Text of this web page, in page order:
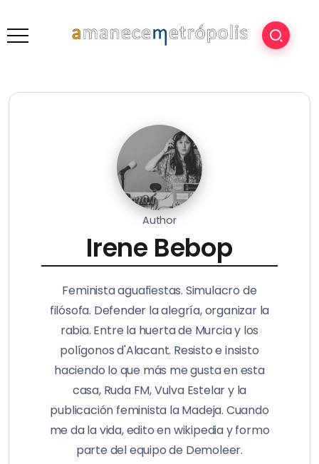
Author
Irene Bebop
Feminista aguafiestas. Simulacro de
filósofa. Defender la alegría, organizar la
rabia. Entre la huerta de Murcia y los
polígonos d'Alacant. Resisto e insisto
haciendo lo que más me gusta en esta
casa, Ruda FM, Vulva Estelar y la
publicación feminista la Madeja. Cuando
me da la vida, edito en wikipedia y formo
parte del equipo de Demoleer.